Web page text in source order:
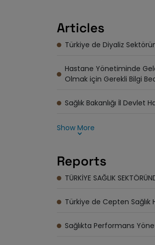
Articles
Türkiye de Diyaliz
Hastane Yönetiminde
Olmak için Gerekli Bilgi
Sağlık Bakanlığı İl Devlet
Show More
Reports
TÜRKİYE SAĞLIK
Türkiye de Cepten Sağlık
Sağlıkta Performans